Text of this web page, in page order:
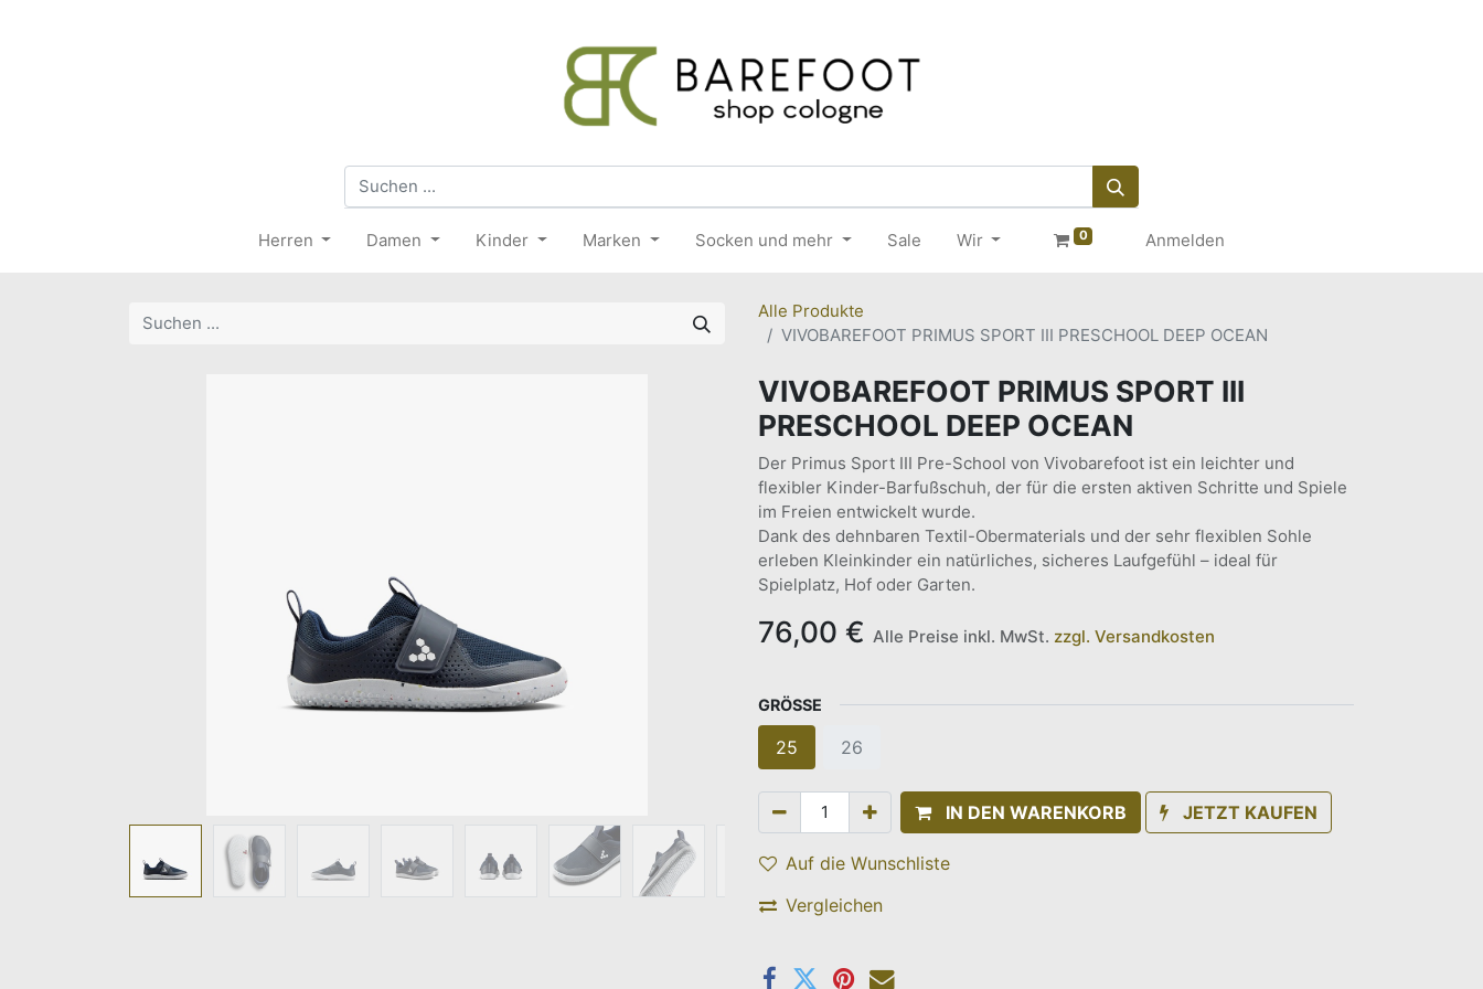
Herren Damen Kinder Marken Socken und mehr Sale Wir 0 Anmelden
Alle Produkte
VIVOBAREFOOT PRIMUS SPORT III PRESCHOOL DEEP OCEAN
VIVOBAREFOOT PRIMUS SPORT III
PRESCHOOL DEEP OCEAN
Der Primus Sport III Pre-School von Vivobarefoot ist ein leichter und
flexibler Kinder-Barfußschuh, der für die ersten aktiven Schritte und Spiele
im Freien entwickelt wurde.
Dank des dehnbaren Textil-Obermaterials und der sehr flexiblen Sohle
erleben Kleinkinder ein natürliches, sicheres Laufgefühl – ideal für
Spielplatz, Hof oder Garten.
76,00 € Alle Preise inkl. MwSt. zzgl. Versandkosten
GRÖSSE
25 26
IN DEN WARENKORB JETZT KAUFEN
Auf die Wunschliste
Vergleichen